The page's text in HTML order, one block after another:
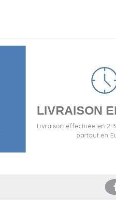
LIVRAISON
Livraison effectuée en 2-
partout en